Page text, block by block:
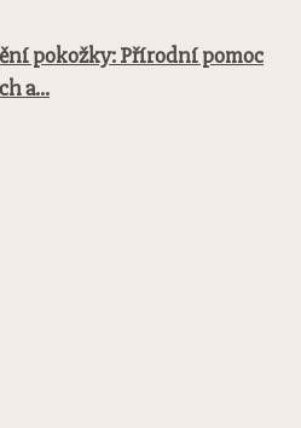
pokožky: Přírodní pomoc
a...